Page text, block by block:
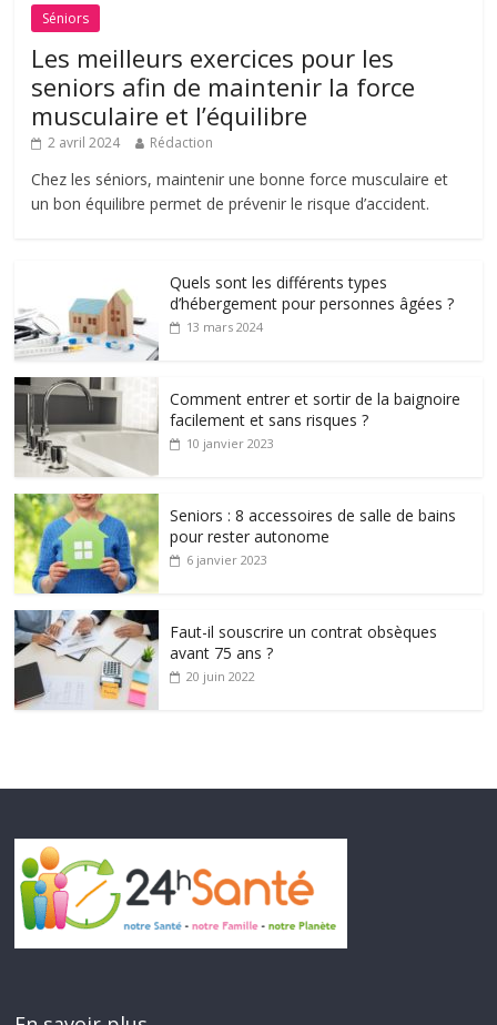
Séniors
Les meilleurs exercices pour les
seniors afin de maintenir la force
musculaire et l’équilibre
2 avril 2024 Rédaction
Chez les séniors, maintenir une bonne force musculaire et
un bon équilibre permet de prévenir le risque d’accident.
Quels sont les différents types
d’hébergement pour personnes âgées ?
13 mars 2024
Comment entrer et sortir de la baignoire
facilement et sans risques ?
10 janvier 2023
Seniors : 8 accessoires de salle de bains
pour rester autonome
6 janvier 2023
Faut-il souscrire un contrat obsèques
avant 75 ans ?
20 juin 2022